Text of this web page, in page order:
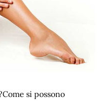
si possono